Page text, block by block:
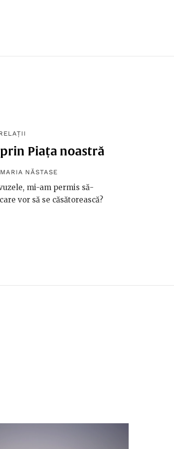
Piața noastră
MARIA NĂSTASE
mi-am permis să-
vor să se căsătorească?